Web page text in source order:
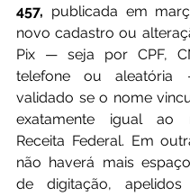
457, publicada em
novo cadastro ou
Pix — seja por CPF,
telefone ou
validado se o nome
exatamente igual ao
Receita Federal. Em
não haverá mais
de digitação,